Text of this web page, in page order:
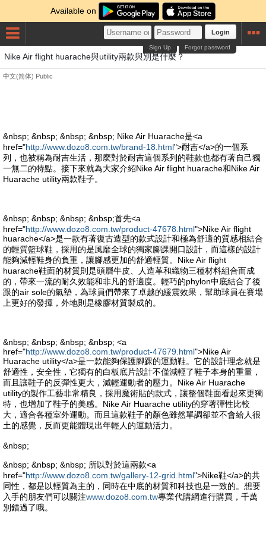
Available on
Login
Forgot password
Sign Up
Nike Air flight huarache與utility兩款與別是什麼？
中文(简体) Public
&nbsp; &nbsp; &nbsp; &nbsp; Nike Air Huarache是<a
href="http://www.dozo8.com.tw/brand-18.html">耐吉</a>的一個系
列，也被稱為耐吉生活，那麼對於耐吉這個系列的鞋款也都有著自己獨
一無二的特點。接下來就為大家介紹Nike Air flight huarache和Nike Air
Huarache utility兩款鞋子。
&nbsp; &nbsp; &nbsp; &nbsp;首先<a
href="http://www.dozo8.com.tw/product-47678.html">Nike Air flight
huarache</a>是一款有著復古造型的款式設計和極為舒適的質感相結合
的輕質籃球鞋，採用的是風靡全球的獨家腳踝開口設計，而這樣的設計
能夠減輕鞋身的負重，讓腳感更加的舒適輕質。Nike Air flight
huarache鞋面的材質則是頭層牛皮、人造革和織物三種材料組合而成
的，帶來一流的耐久效能和非凡的舒適度。輕巧的phylon中底結合了後
跟的air sole的氣墊，為球員們帶來了卓越的緩震效果，幫助球員在賽場
上更好的發揮，外地則是橡膠材質製成的。
&nbsp; &nbsp; &nbsp; &nbsp; <a
href="http://www.dozo8.com.tw/product-47679.html">Nike Air
Huarache utility</a>是一款能夠保護腳踝的運動鞋。它的設計理念就是
舒適性，安全性，它獨有的白板底片設計不僅減輕了鞋子本身的重量，
而且讓鞋子的反彈性更大，減輕運動者的壓力。Nike Air Huarache
utility的製作工藝非常精良，採用魔術貼的款式，讓整個鞋面看起來更獨
特，也增加了鞋子的美感。Nike Air Huarache utility的穿著彈性比較
大，適合各種室外運動。而且這款鞋子的顏色雖然單調卻並不會給人很
土的感覺，反而更能體現出年輕人的運動活力。
&nbsp;
&nbsp; &nbsp; &nbsp; 所以對於這兩款<a
href="http://www.dozo8.com.tw/gallery-12-grid.html">Nike鞋</a>的共
同性，都是以輕質為主的，同時在中底的材質和科技也是一致的。想要
入手的朋友們可以關注www.dozo8.com.tw專業代購網進行購買，千萬
別錯過了哦。